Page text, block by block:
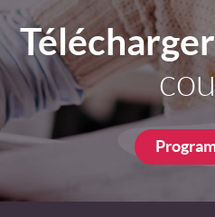
Télécharger